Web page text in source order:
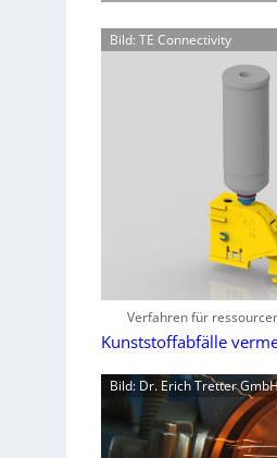
Bild: TE Connectivity
Verfahren für
Kunststoffabfälle
Bild: Dr. Erich Tretter